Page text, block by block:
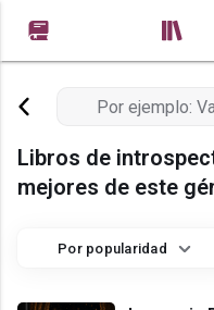
Libros de
mejores de este
Por popularidad